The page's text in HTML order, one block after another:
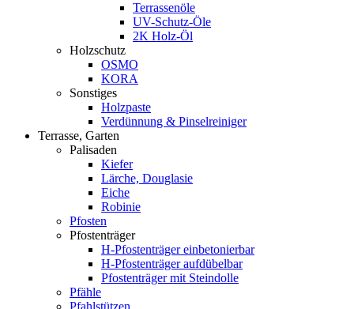
Terrassenöle
UV-Schutz-Öle
2K Holz-Öl
Holzschutz
OSMO
KORA
Sonstiges
Holzpaste
Verdünnung & Pinselreiniger
Terrasse, Garten
Palisaden
Kiefer
Lärche, Douglasie
Eiche
Robinie
Pfosten
Pfostenträger
H-Pfostenträger einbetonierbar
H-Pfostenträger aufdübelbar
Pfostenträger mit Steindolle
Pfähle
Pfahlstützen